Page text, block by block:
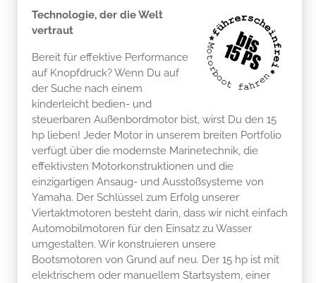
Technologie, der die Welt
vertraut
Bereit für effektive Performance
auf Knopfdruck? Wenn Du auf
der Suche nach einem
kinderleicht bedien- und
steuerbaren Außenbordmotor bist, wirst Du den 15
hp lieben! Jeder Motor in unserem breiten Portfolio
verfügt über die modernste Marinetechnik, die
effektivsten Motorkonstruktionen und die
einzigartigen Ansaug- und Ausstoßsysteme von
Yamaha. Der Schlüssel zum Erfolg unserer
Viertaktmotoren besteht darin, dass wir nicht einfach
Automobilmotoren für den Einsatz zu Wasser
umgestalten. Wir konstruieren unsere
Bootsmotoren von Grund auf neu. Der 15 hp ist mit
elektrischem oder manuellem Startsystem, einer